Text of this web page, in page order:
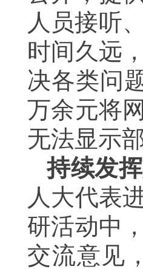
人员接听
时间久远
决各类问
万余元将
无法显示
持续发
人大代表
研活动中
交流意见